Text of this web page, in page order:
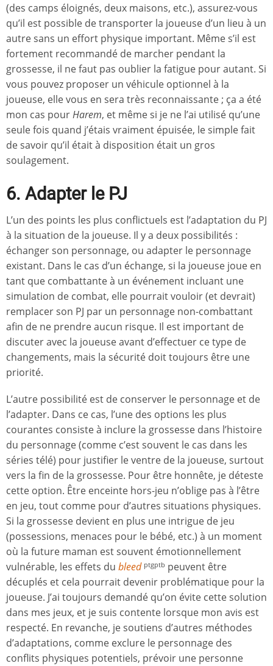
(des camps éloignés, deux maisons, etc.), assurez-vous
qu’il est possible de transporter la joueuse d’un lieu à un
autre sans un effort physique important. Même s’il est
fortement recommandé de marcher pendant la
grossesse, il ne faut pas oublier la fatigue pour autant. Si
vous pouvez proposer un véhicule optionnel à la
joueuse, elle vous en sera très reconnaissante ; ça a été
mon cas pourHarem, et même si je ne l’ai utilisé qu’une
seule fois quand j’étais vraiment épuisée, le simple fait
de savoir qu’il était à disposition était un gros
soulagement.
6. Adapter le PJ
L’un des points les plus conflictuels est l’adaptation du PJ
à la situation de la joueuse. Il y a deux possibilités :
échanger son personnage, ou adapter le personnage
existant. Dans le cas d’un échange, si la joueuse joue en
tant que combattante à un événement incluant une
simulation de combat, elle pourrait vouloir (et devrait)
remplacer son PJ par un personnage non-combattant
afin de ne prendre aucun risque. Il est important de
discuter avec la joueuse avant d’effectuer ce type de
changements, mais la sécurité doit toujours être une
priorité.
L’autre possibilité est de conserver le personnage et de
l’adapter. Dans ce cas, l’une des options les plus
courantes consiste à inclure la grossesse dans l’histoire
du personnage (comme c’est souvent le cas dans les
séries télé) pour justifier le ventre de la joueuse, surtout
vers la fin de la grossesse. Pour être honnête, je déteste
cette option. Être enceinte hors-jeu n’oblige pas à l’être
en jeu, tout comme pour d’autres situations physiques.
Si la grossesse devient en plus une intrigue de jeu
(possessions, menaces pour le bébé, etc.) à un moment
où la future maman est souvent émotionnellement
vulnérable, les effets du bleed ptgptb peuvent être
décuplés et cela pourrait devenir problématique pour la
joueuse. J’ai toujours demandé qu’on évite cette solution
dans mes jeux, et je suis contente lorsque mon avis est
respecté. En revanche, je soutiens d’autres méthodes
d’adaptations, comme exclure le personnage des
conflits physiques potentiels, prévoir une personne